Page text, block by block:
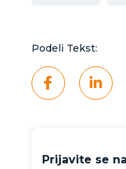
Podeli Tekst:
Prijavite se